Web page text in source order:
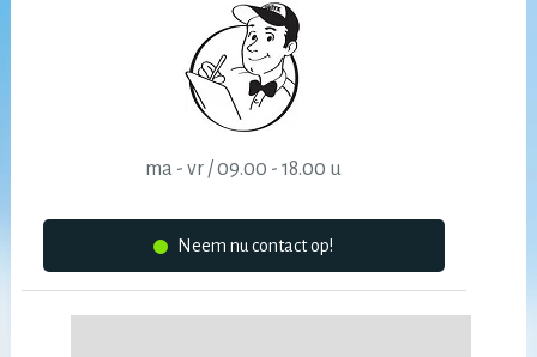
ma - vr / 09.00 - 18.00 u
Neem nu contact op!